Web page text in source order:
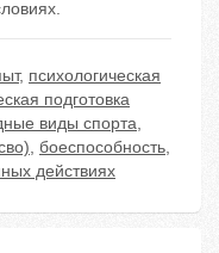
, психологическая
подготовка
виды спорта,
, боеспособность,
действиях